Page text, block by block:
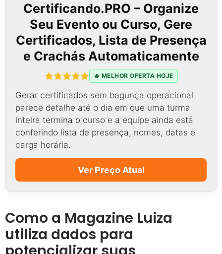
Certificando.PRO – Organize
Seu Evento ou Curso, Gere
Certificados, Lista de Presença
e Crachás Automaticamente
🔥 MELHOR OFERTA HOJE
Gerar certificados sem bagunça operacional
parece detalhe até o dia em que uma turma
inteira termina o curso e a equipe ainda está
conferindo lista de presença, nomes, datas e
carga horária.
Ver Preço Atual
Como a Magazine Luiza
utiliza dados para